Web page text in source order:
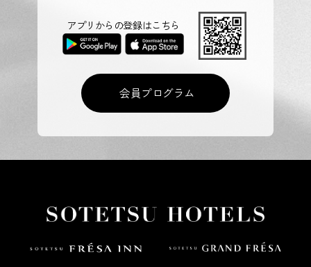
会員プログラム
アプリからの登録はこちら